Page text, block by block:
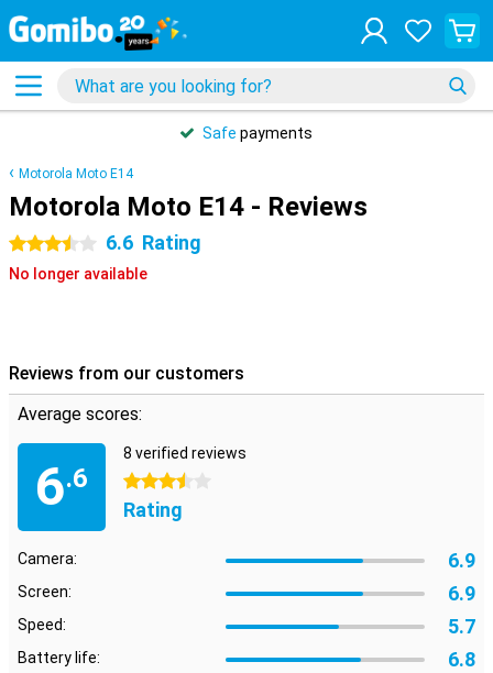
Safe payments
Motorola Moto E14
Motorola Moto E14 - Reviews
3.5 stars 6.6 Rating
No longer available
Reviews from our customers
Average scores:
6.6
8 verified reviews
3.5 stars
Rating
Camera: 6.9
Screen: 6.9
Speed: 5.7
Battery life: 6.8